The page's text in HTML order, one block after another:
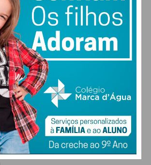
SEX SÁB
DE SERVIÇO EM PAÇOS DE